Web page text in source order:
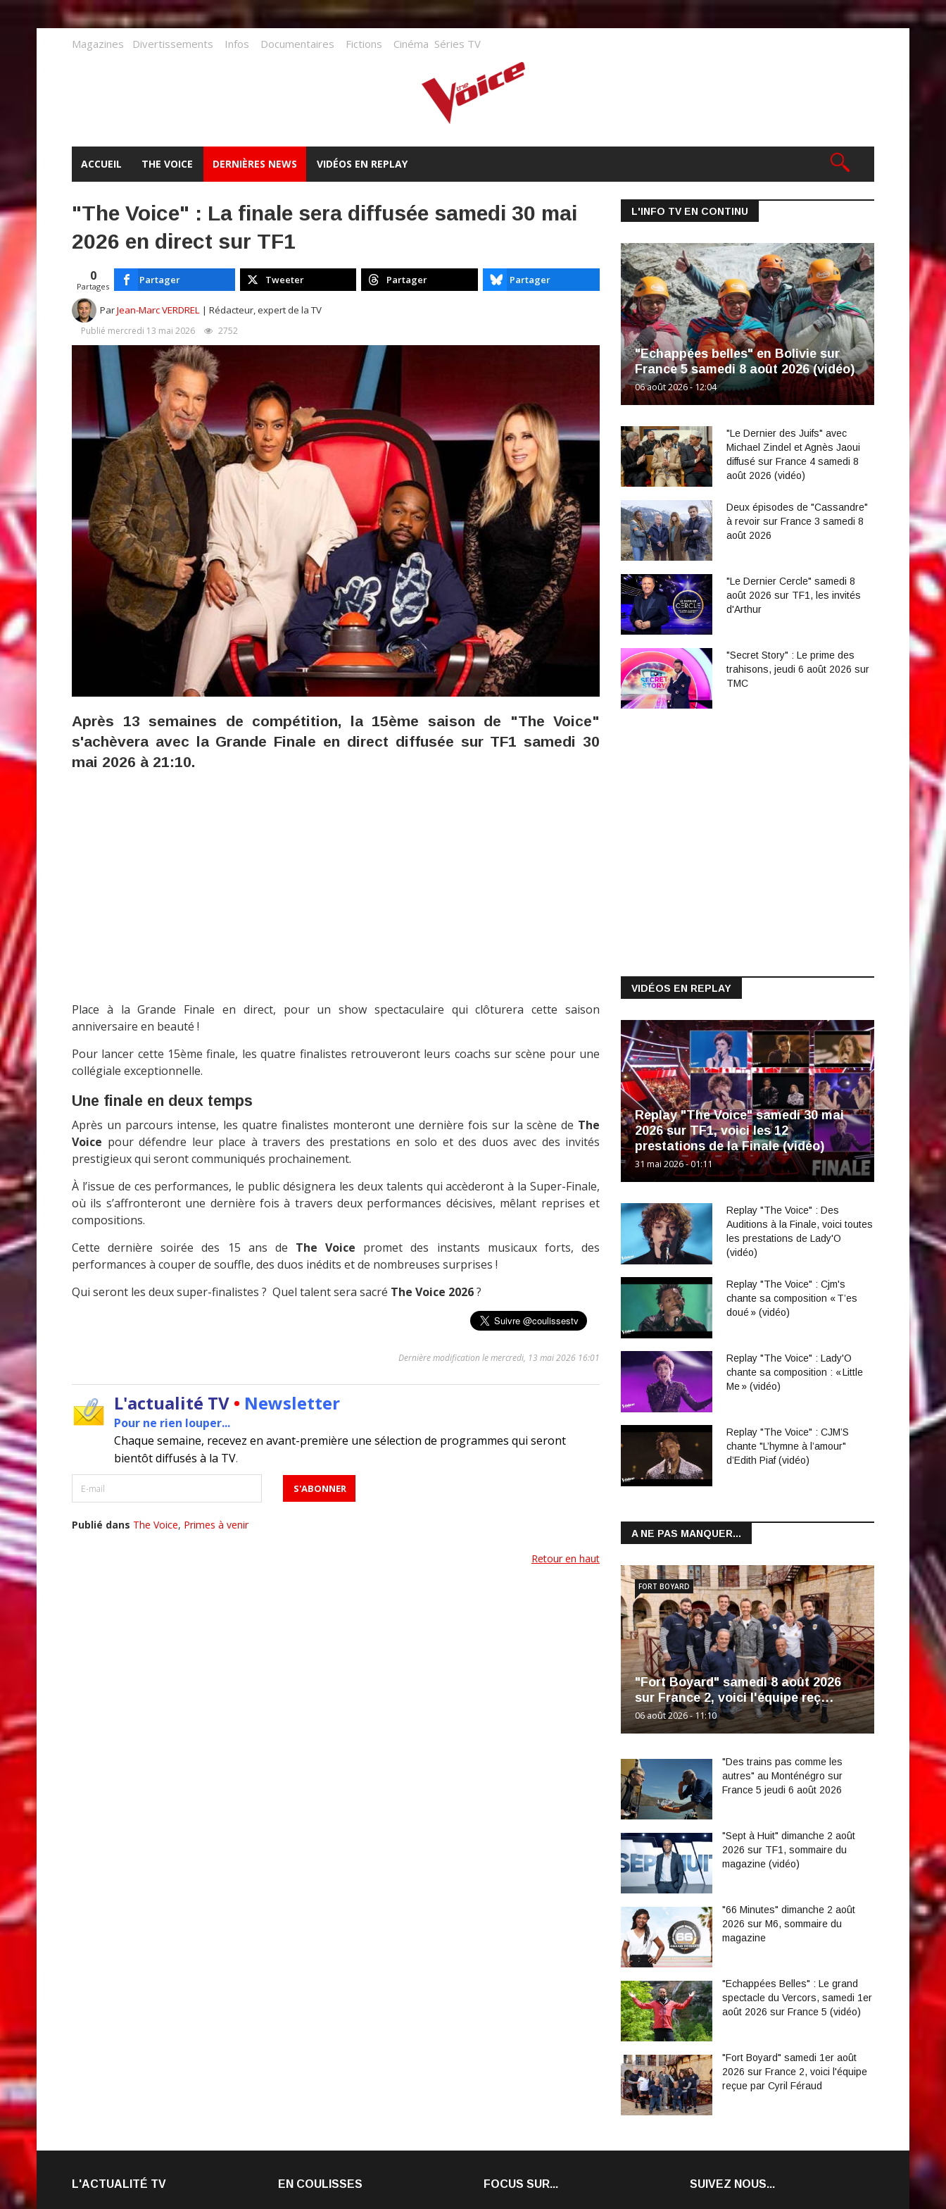
Magazines Divertissements Infos Documentaires Fictions Cinéma Séries TV
ACCUEIL THE VOICE DERNIÈRES NEWS VIDÉOS EN REPLAY
"The Voice" : La finale sera diffusée samedi 30 mai
2026 en direct sur TF1
0
Partages
Partager Tweeter Partager Partager
ParJean-Marc VERDREL | Rédacteur, expert de la TV
Publié mercredi 13 mai 2026 2752
Après 13 semaines de compétition, la 15ème saison de "The Voice"
s'achèvera avec la Grande Finale en direct diffusée sur TF1 samedi 30
mai 2026 à 21:10.
Place à la Grande Finale en direct, pour un show spectaculaire qui clôturera cette saison
anniversaire en beauté !
Pour lancer cette 15ème finale, les quatre finalistes retrouveront leurs coachs sur scène pour une
collégiale exceptionnelle.
Une finale en deux temps
Après un parcours intense, les quatre finalistes monteront une dernière fois sur la scène de The
Voice pour défendre leur place à travers des prestations en solo et des duos avec des invités
prestigieux qui seront communiqués prochainement.
À l’issue de ces performances, le public désignera les deux talents qui accèderont à la Super-Finale,
où ils s’affronteront une dernière fois à travers deux performances décisives, mêlant reprises et
compositions.
Cette dernière soirée des 15 ans de The Voice promet des instants musicaux forts, des
performances à couper de souffle, des duos inédits et de nombreuses surprises !
Qui seront les deux super-finalistes ? Quel talent sera sacré The Voice 2026?
Dernière modification le mercredi, 13 mai 2026 16:01
L'actualité TV • Newsletter
Pour ne rien louper...
Chaque semaine, recevez en avant-première une sélection de programmes qui seront
bientôt diffusés à la TV.
Publié dans The Voice, Primes à venir
Retour en haut
L'INFO TV EN CONTINU
"Echappées belles" en Bolivie sur
France 5 samedi 8 août 2026 (vidéo)
06 août 2026 - 12:04
"Le Dernier des Juifs" avec
Michael Zindel et Agnès Jaoui
diffusé sur France 4 samedi 8
août 2026 (vidéo)
Deux épisodes de "Cassandre"
à revoir sur France 3 samedi 8
août 2026
"Le Dernier Cercle" samedi 8
août 2026 sur TF1, les invités
d'Arthur
"Secret Story" : Le prime des
trahisons, jeudi 6 août 2026 sur
TMC
VIDÉOS EN REPLAY
Replay "The Voice" samedi 30 mai
2026 sur TF1, voici les 12
prestations de la Finale (vidéo)
31 mai 2026 - 01:11
Replay "The Voice" : Des
Auditions à la Finale, voici toutes
les prestations de Lady'O
(vidéo)
Replay "The Voice" : Cjm's
chante sa composition « T’es
doué » (vidéo)
Replay "The Voice" : Lady'O
chante sa composition : « Little
Me » (vidéo)
Replay "The Voice" : CJM’S
chante "L’hymne à l’amour"
d’Edith Piaf (vidéo)
A NE PAS MANQUER...
"Fort Boyard" samedi 8 août 2026
sur France 2, voici l'équipe reç…
06 août 2026 - 11:10
FORT BOYARD
"Des trains pas comme les
autres" au Monténégro sur
France 5 jeudi 6 août 2026
"Sept à Huit" dimanche 2 août
2026 sur TF1, sommaire du
magazine (vidéo)
"66 Minutes" dimanche 2 août
2026 sur M6, sommaire du
magazine
"Echappées Belles" : Le grand
spectacle du Vercors, samedi 1er
août 2026 sur France 5 (vidéo)
"Fort Boyard" samedi 1er août
2026 sur France 2, voici l'équipe
reçue par Cyril Féraud
L'ACTUALITÉ TV EN COULISSES FOCUS SUR... SUIVEZ NOUS...